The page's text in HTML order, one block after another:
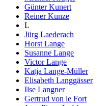
Günter Kunert
Reiner Kunze
L
Jürg Laederach
Horst Lange
Susanne Lange
Victor Lange
Katja Lange-Müller
Elisabeth Langgässer
Ilse Langner
Gertrud von le Fort